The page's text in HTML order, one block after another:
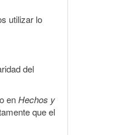
utilizar lo
del
enHechos y
que el